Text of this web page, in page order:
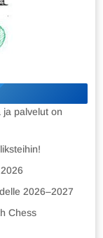
ja palvelut on
2026–2027
Chess